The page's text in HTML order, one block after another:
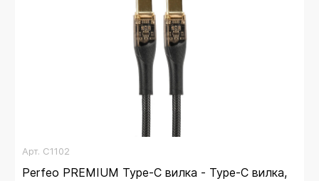
Арт. C1102
Perfeo PREMIUM Type-C вилка - Type-C вилка,